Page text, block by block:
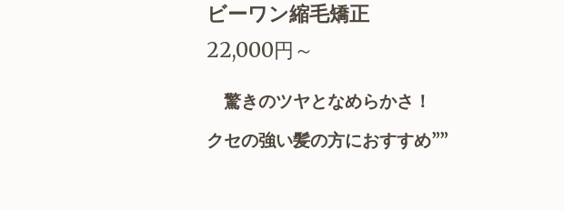
ビーワン縮毛矯正
22,000円～
驚きのツヤとなめらかさ！
クセの強い髪の方におすすめ””